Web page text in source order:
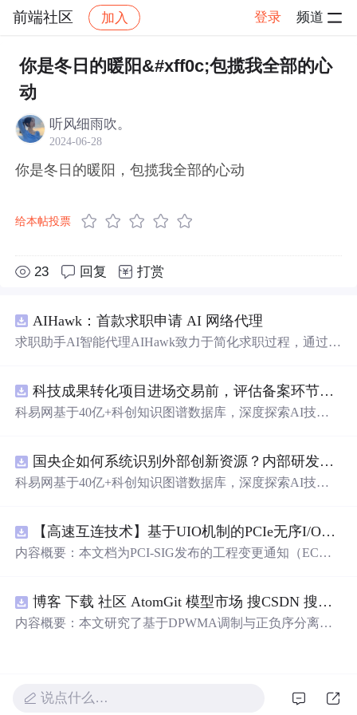
前端社区 加入 登录 频道
社区 前端社区 感慨 帖子详情
你是冬日的暖阳&#xff0c;包揽我全部的心
动
听风细雨吹。
2024-06-28
你是冬日的暖阳，包揽我全部的心动
给本帖投票
23 回复 打赏
AIHawk：首款求职申请 AI 网络代理
求职助手AI智能代理AIHawk致力于简化求职过程，通过自
科技成果转化项目进场交易前，评估备案环节需要准备哪些材料？.docx
科易网基于40亿+科创知识图谱数据库，深度探索AI技术
新领域的AI+数智化解决方案，推动科技创新与产业创新
智能化发展。
国央企如何系统识别外部创新资源？内部研发体系完善，但对外部高校、中小科技企业技术能力缺乏动态认知。.docx
科易网基于40亿+科创知识图谱数据库，深度探索AI技术
新领域的AI+数智化解决方案，推动科技创新与产业创新
智能化发展。
【高速互连技术】基于UIO机制的PCIe无序I/O扩展：多路径架构下内存请求的高性能传输与排序控制方案设计
内容概要：本文档为PCI-SIG发布的工程变更通知（EC
规则对多路径拓扑和高性能IO系统的限制。UIO基于Flit模
式，定义了一套新的TLP（事务层包）类型和规则，允许
博客 下载 社区 AtomGit 模型市场 搜CSDN 搜索 AI 搜索 会员中心 创作中心 基于DPWMA调制与正负序分离的ANPC三电平并网逆变器前馈控制策略研究（Simulink仿真实现）
内容概要：本文研究了基于DPWMA调制与正负序分离的
PC）三电平逆变器拓扑，结合双极性倍频脉宽调制（DPW
MA）、正负序分离锁相技术和电网电压前馈控制，构建
说点什么…